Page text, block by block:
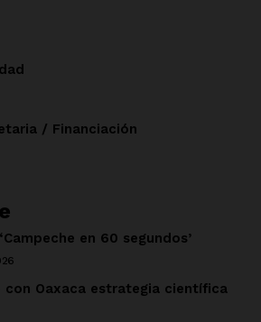
/ Financiación
en 60 segundos’
con Oaxaca estrategia científica